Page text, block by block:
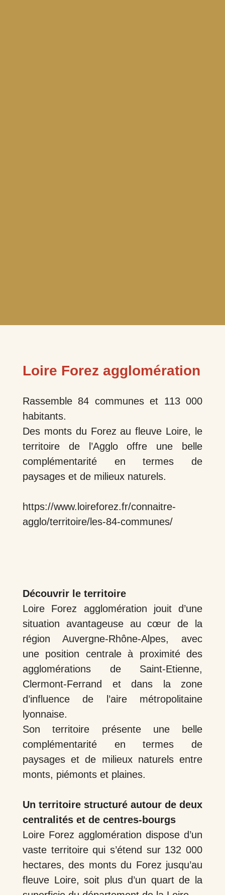
Loire Forez agglomération
Rassemble 84 communes et 113 000
habitants.
Des monts du Forez au fleuve Loire, le
territoire de l’Agglo offre une belle
complémentarité en termes de
paysages et de milieux naturels.
https://www.loireforez.fr/connaitre-
agglo/territoire/les-84-communes/
Découvrir le territoire
Loire Forez agglomération jouit d’une
situation avantageuse au cœur de la
région Auvergne-Rhône-Alpes, avec
une position centrale à proximité des
agglomérations de Saint-Etienne,
Clermont-Ferrand et dans la zone
d’influence de l’aire métropolitaine
lyonnaise.
Son territoire présente une belle
complémentarité en termes de
paysages et de milieux naturels entre
monts, piémonts et plaines.
Un territoire structuré autour de deux
centralités et de centres-bourgs
Loire Forez agglomération dispose d’un
vaste territoire qui s’étend sur 132 000
hectares, des monts du Forez jusqu’au
fleuve Loire, soit plus d’un quart de la